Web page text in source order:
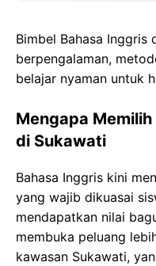
Bimbel Bahasa Inggris
berpengalaman,
belajar nyaman untuk
Mengapa
di Sukawati
Bahasa Inggris kini
yang wajib dikuasai
mendapatkan nilai
membuka peluang
kawasan Sukawati,